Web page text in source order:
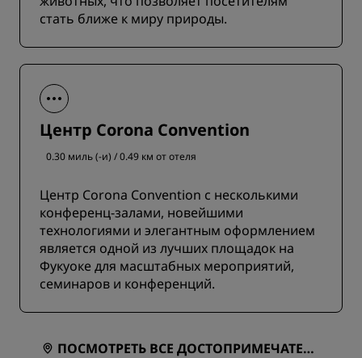
стать ближе к миру природы.
Центр Corona Convention
0.30 миль (-и) / 0.49 км от отеля
Центр Corona Convention с несколькими
конференц-залами, новейшими
технологиями и элегантным оформлением
является одной из лучших площадок на
Фукуоке для масштабных мероприятий,
семинаров и конференций.
ПОСМОТРЕТЬ ВСЕ ДОСТОПРИМЕЧАТЕЛЬ